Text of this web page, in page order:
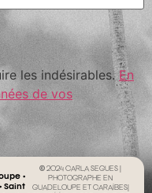
les indésirables.En
de vos
•
Saint
© 2024 CARLA SEGUES |
PHOTOGRAPHE EN
GUADELOUPE ET CARAÏBES|